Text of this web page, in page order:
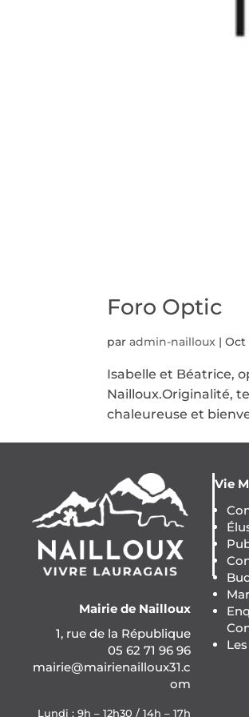
Foro Optic
paradmin-nailloux |Oct
Isabelle et Béatrice,
Nailloux.Originalité,
chaleureuse et
Mairie de Nailloux
1, rue de la République
05 62 71 96 96
mairie@mairienailloux31.c
om
Lundi : 9h – 12h30 / 14h – 17h
Vie